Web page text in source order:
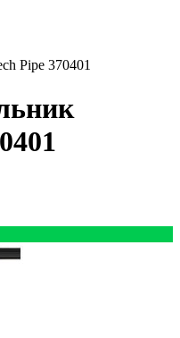
Pipe 370401